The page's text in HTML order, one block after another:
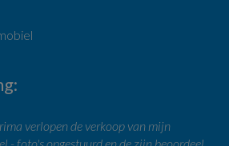
verlopen de verkoop van mijn